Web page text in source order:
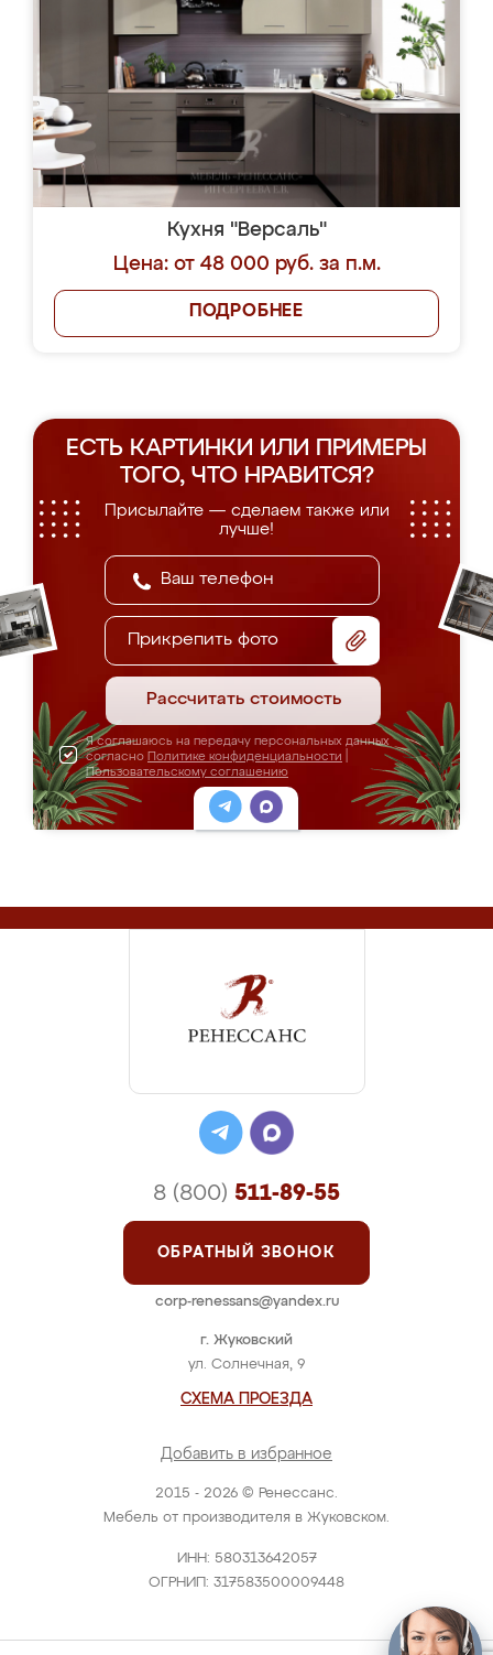
Кухня "Версаль"
Цена: от 48 000 руб. за п.м.
ПОДРОБНЕЕ
ЕСТЬ КАРТИНКИ ИЛИ ПРИМЕРЫ
ТОГО, ЧТО НРАВИТСЯ?
Присылайте — сделаем также или
лучше!
Прикрепить фото
Рассчитать стоимость
Я соглашаюсь на передачу персональных данных
согласно Политике конфиденциальности
Пользовательскому соглашению
2015 - 2026 © Ренессанс.
Мебель от производителя в Жуковском.
ИНН: 580313642057
ОГРНИП: 317583500009448
г. Жуковский
ул. Солнечная, 9
СХЕМА ПРОЕЗДА
Добавить в избранное
8 (800) 511-89-55
ОБРАТНЫЙ ЗВОНОК
corp-renessans@yandex.ru